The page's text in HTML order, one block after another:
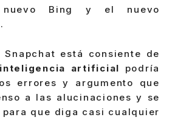
nuevo Bing y el nuevo
está consiente de
artificial
podría
errores y argumento que
a las alucinaciones y se
para que diga casi cualquier